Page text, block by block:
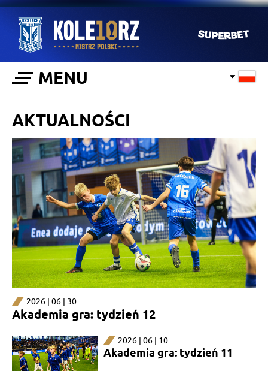
MENU
AKTUALNOŚCI
2026 | 06 | 30
Akademia gra: tydzień 12
2026 | 06 | 10
Akademia gra: tydzień 11